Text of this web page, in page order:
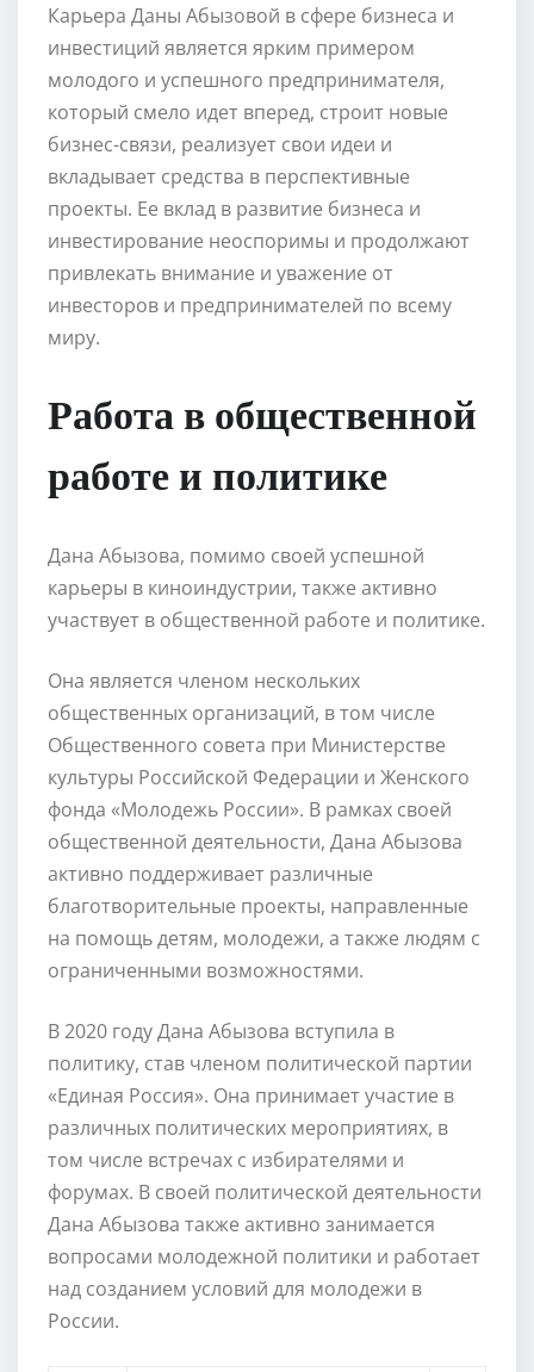
Карьера Даны Абызовой в сфере бизнеса и
инвестиций является ярким примером
молодого и успешного предпринимателя,
который смело идет вперед, строит новые
бизнес-связи, реализует свои идеи и
вкладывает средства в перспективные
проекты. Ее вклад в развитие бизнеса и
инвестирование неоспоримы и продолжают
привлекать внимание и уважение от
инвесторов и предпринимателей по всему
миру.
Работа в общественной
работе и политике
Дана Абызова, помимо своей успешной
карьеры в киноиндустрии, также активно
участвует в общественной работе и политике.
Она является членом нескольких
общественных организаций, в том числе
Общественного совета при Министерстве
культуры Российской Федерации и Женского
фонда «Молодежь России». В рамках своей
общественной деятельности, Дана Абызова
активно поддерживает различные
благотворительные проекты, направленные
на помощь детям, молодежи, а также людям с
ограниченными возможностями.
В 2020 году Дана Абызова вступила в
политику, став членом политической партии
«Единая Россия». Она принимает участие в
различных политических мероприятиях, в
том числе встречах с избирателями и
форумах. В своей политической деятельности
Дана Абызова также активно занимается
вопросами молодежной политики и работает
над созданием условий для молодежи в
России.